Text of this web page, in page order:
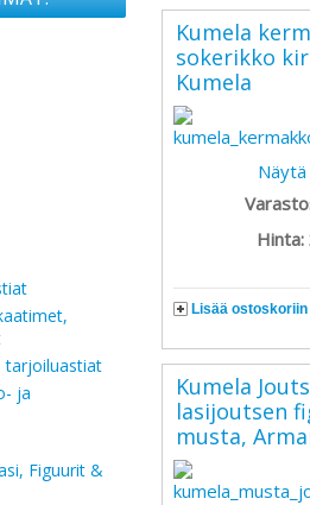
Kumela
sokerikko
Kumela
Hinta:
Lisää ostoskoriin
Kumela
lasijoutsen
musta,
tarjoiluastiat
ja
Figuurit &